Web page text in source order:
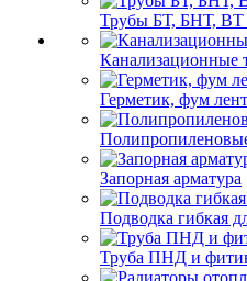
Трубы БТ, БНТ,
Канализационные
Герметик, фум
Запорная арматура
Подводка гибкая
Труба ПНД и